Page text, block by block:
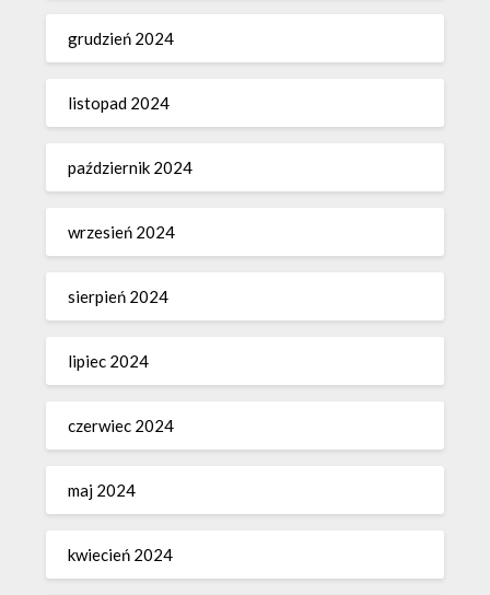
grudzień 2024
listopad 2024
październik 2024
wrzesień 2024
sierpień 2024
lipiec 2024
czerwiec 2024
maj 2024
kwiecień 2024